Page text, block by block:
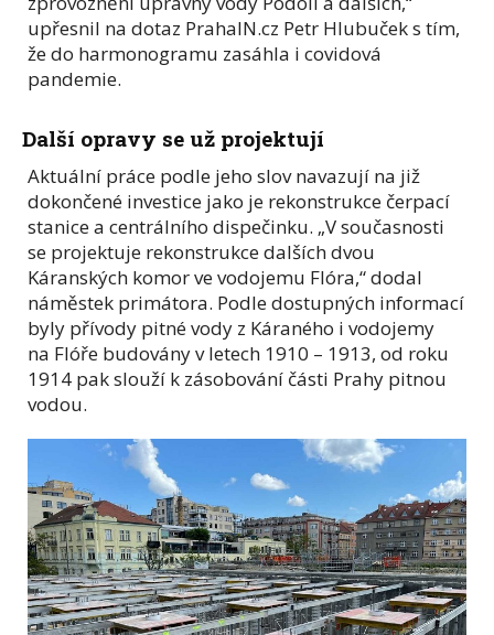
upřesnil na dotaz PrahaIN.cz Petr Hlubuček s tím,
že do harmonogramu zasáhla i covidová
pandemie.
Další opravy se už projektují
Aktuální práce podle jeho slov navazují na již
dokončené investice jako je rekonstrukce čerpací
stanice a centrálního dispečinku. „V současnosti
se projektuje rekonstrukce dalších dvou
Káranských komor ve vodojemu Flóra,“ dodal
náměstek primátora. Podle dostupných informací
byly přívody pitné vody z Káraného i vodojemy
na Flóře budovány v letech 1910 – 1913, od roku
1914 pak slouží k zásobování části Prahy pitnou
vodou.